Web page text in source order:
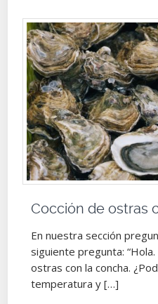
Cocción de ostras
En nuestra sección
siguiente pregunta:
ostras con la concha.
temperatura y […]